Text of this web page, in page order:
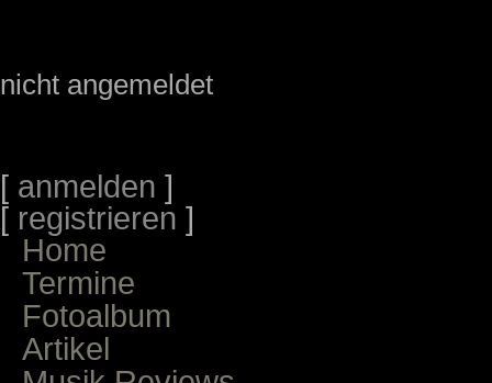
nicht angemeldet
[ anmelden ]
[ registrieren ]
Home
Termine
Fotoalbum
Artikel